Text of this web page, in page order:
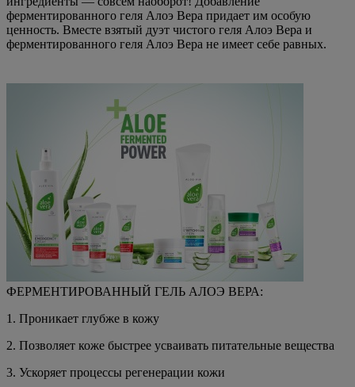
ферментированного геля Алоэ Вера придает им особую
ценность. Вместе взятый дуэт чистого геля Алоэ Вера и
ферментированного геля Алоэ Вера не имеет себе равных.
ФЕРМЕНТИРОВАННЫЙ ГЕЛЬ АЛОЭ ВЕРА:
1. Проникает глубже в кожу
2. Позволяет коже быстрее усваивать питательные вещества
3. Ускоряет процессы регенерации кожи